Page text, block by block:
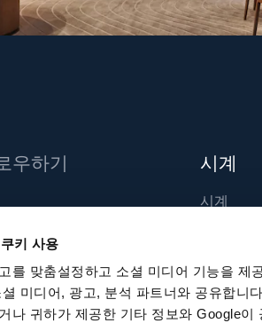
키 사용
를 맞춤설정하고 소셜 미디어 기능을 제
미디어, 광고, 분석 파트너와 공유합니
나 귀하가 제공한 기타 정보와 Google
우하기
기
시계
시계
부티크 찾